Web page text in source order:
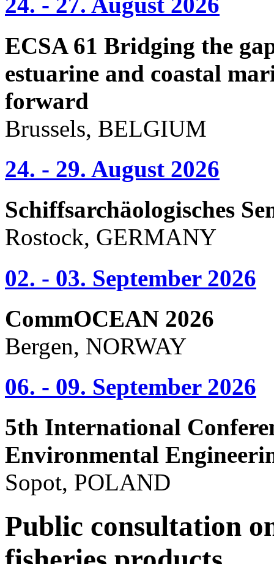
ECSA 61 Bridging the
estuarine and coastal
forward
Brussels, BELGIUM
24. - 29. August 2026
Schiffsarchäologisches
Rostock, GERMANY
02. - 03. September 2026
CommOCEAN 2026
Bergen, NORWAY
06. - 09. September 2026
5th International
Environmental
Sopot, POLAND
Public consultation